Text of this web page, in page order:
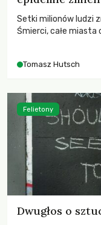
Setki milionów ludzi
Śmierci, całe miasta
największych
Tomasz Hutsch
Dwugłos o
Felietony